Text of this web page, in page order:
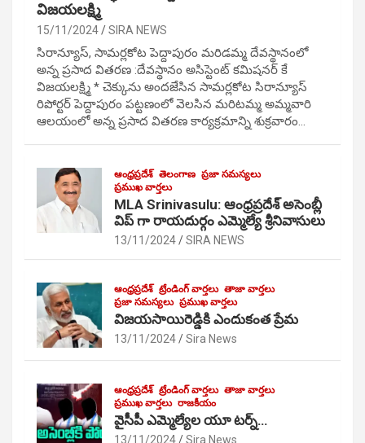
విజయలక్ష్మి
15/11/2024 SIRA NEWS
సిరాన్యూస్, సామర్లకోట పెద్దాపురం మరిడమ్మ దేవస్థానంలో
అన్న ప్రసాద వితరణ :దేవస్థానం అసిస్టెంట్ కమిషనర్ కే
విజయలక్ష్మి * చెక్కును అందజేసిన సామర్లకోట సిరాన్యూస్
రిపోర్టర్ పెద్దాపురం పట్టణంలో వెలసిన మరిటమ్మ అమ్మవారి
ఆలయంలో అన్న ప్రసాద వితరణ కార్యక్రమాన్ని శుక్రవారం…
ఆంధ్రప్రదేశ్ తెలంగాణ ప్రజా సమస్యలు
ప్రముఖ వార్తలు
MLA Srinivasulu: ఆంధ్రప్రదేశ్ అసెంబ్లీ
విప్ గా రాయదుర్గం ఎమ్మెల్యే శ్రీనివాసులు
13/11/2024 SIRA NEWS
ఆంధ్రప్రదేశ్ ట్రేండింగ్ వార్తలు తాజా వార్తలు
ప్రజా సమస్యలు ప్రముఖ వార్తలు
విజయసాయిరెడ్డికి ఎందుకంత ప్రేమ
13/11/2024 Sira News
ఆంధ్రప్రదేశ్ ట్రేండింగ్ వార్తలు తాజా వార్తలు
ప్రముఖ వార్తలు రాజకీయం
వైసీపీ ఎమ్మెల్యేల యూ టర్న్…
13/11/2024 Sira News